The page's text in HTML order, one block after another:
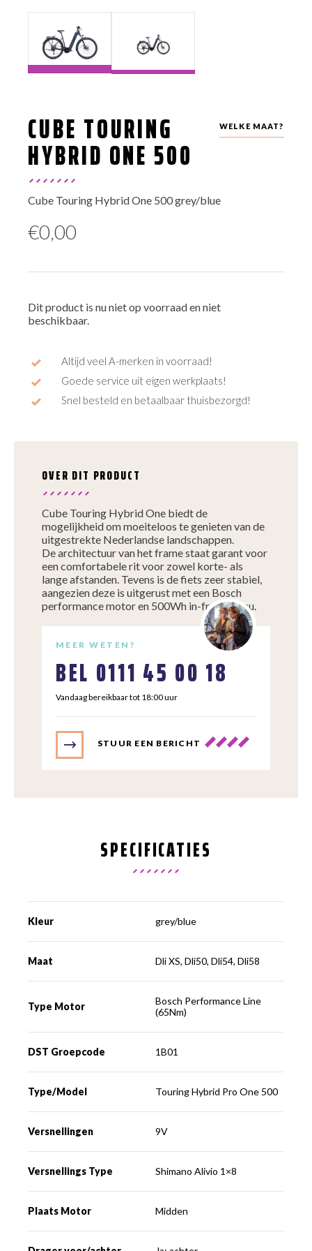
WELKE MAAT?
CUBE TOURING
HYBRID ONE 500
Cube Touring Hybrid One 500 grey/blue
€0,00
Dit product is nu niet op voorraad en niet
beschikbaar.
Altijd veel A-merken in voorraad!
Goede service uit eigen werkplaats!
Snel besteld en betaalbaar thuisbezorgd!
OVER DIT PRODUCT
Cube Touring Hybrid One biedt de
mogelijkheid om moeiteloos te genieten van de
uitgestrekte Nederlandse landschappen.
De architectuur van het frame staat garant voor
een comfortabele rit voor zowel korte- als
lange afstanden. Tevens is de fiets zeer stabiel,
aangezien deze is uitgerust met een Bosch
performance motor en 500Wh in-frame accu.
MEER WETEN?
BEL 0111 45 00 18
Vandaag bereikbaar tot 18:00 uur
STUUR EEN BERICHT
SPECIFICATIES
Kleur grey/blue
Maat Dli XS, Dli50, Dli54, Dli58
Type Motor
Bosch Performance Line
(65Nm)
DST Groepcode 1B01
Type/Model Touring Hybrid Pro One 500
Versnellingen 9V
Versnellings Type Shimano Alivio 1×8
Plaats Motor Midden